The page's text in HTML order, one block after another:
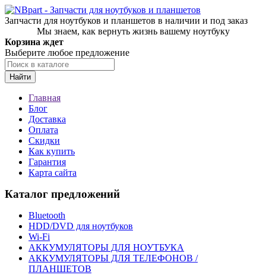
Запчасти для ноутбуков и планшетов в наличии и под заказ
Мы знаем, как вернуть жизнь вашему ноутбуку
Корзина ждет
Выберите любое предложение
Найти
Главная
Блог
Доставка
Оплата
Скидки
Как купить
Гарантия
Карта сайта
Каталог предложений
Bluetooth
HDD/DVD для ноутбуков
Wi-Fi
АККУМУЛЯТОРЫ ДЛЯ НОУТБУКА
АККУМУЛЯТОРЫ ДЛЯ ТЕЛЕФОНОВ /
ПЛАНШЕТОВ